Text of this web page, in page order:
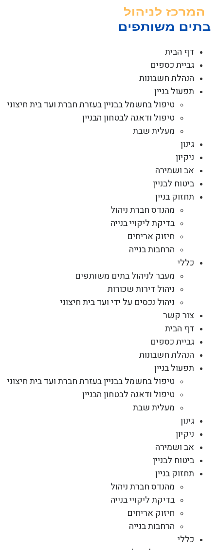
דף הבית
גביית כספים
הנהלת חשבונות
תפעול בניין
טיפול בחשמל בבניין בעזרת חברת ועד בית חיצוני
טיפול ודאגה לבטחון הבניין
מעלית שבת
גינון
ניקיון
אב ושמירה
ביטוח לבניין
תחזוק בניין
מהנדס חברת ניהול
בדיקת ליקויי בנייה
חיזוק אריחים
הרחבות בנייה
כללי
מעבר לניהול בתים משותפים
ניהול דירות שכורות
ניהול נכסים על ידי ועד בית חיצוני
צור קשר
דף הבית
גביית כספים
הנהלת חשבונות
תפעול בניין
טיפול בחשמל בבניין בעזרת חברת ועד בית חיצוני
טיפול ודאגה לבטחון הבניין
מעלית שבת
גינון
ניקיון
אב ושמירה
ביטוח לבניין
תחזוק בניין
מהנדס חברת ניהול
בדיקת ליקויי בנייה
חיזוק אריחים
הרחבות בנייה
כללי